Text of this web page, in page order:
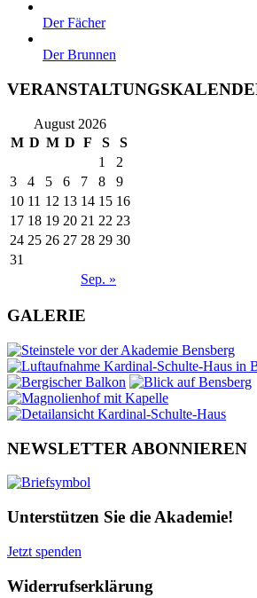
Der Fächer
Der Brunnen
August 2026
M D M D F S S
Sep. »
1
2
3
4 5 6 7 8
9
10 11 12 13 14 15 16
17 18 19 20 21 22 23
24 25 26 27 28 29 30
31
GALERIE
NEWSLETTER ABONNIEREN
Unterstützen Sie die Akademie!
Jetzt spenden
Widerrufserklärung